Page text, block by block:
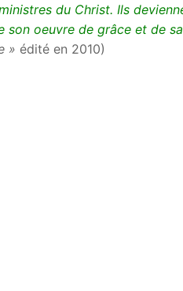
du Christ. Ils
son oeuvre de grâce et de
» édité en 2010)